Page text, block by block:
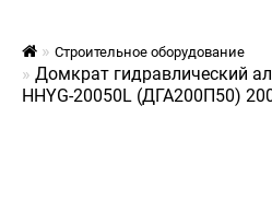
Строительное оборудование
Домкрат гидравлический
HHYG-20050L (ДГА200П50)